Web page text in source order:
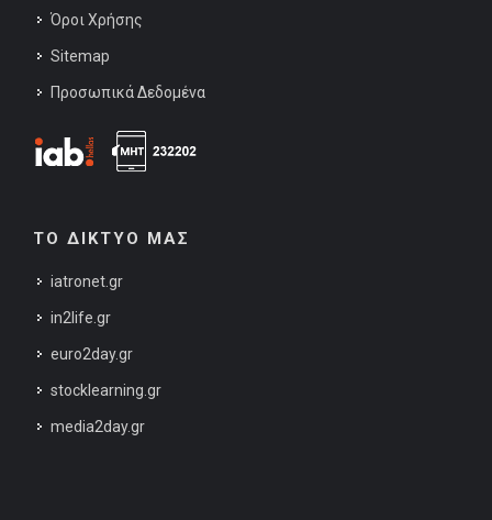
Όροι Χρήσης
Sitemap
Προσωπικά Δεδομένα
ΤΟ ΔΙΚΤΥΟ ΜΑΣ
iatronet.gr
in2life.gr
euro2day.gr
stocklearning.gr
media2day.gr